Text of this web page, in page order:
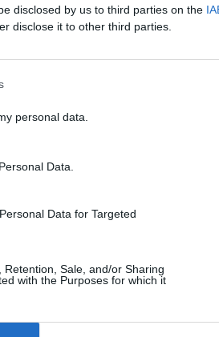
disclosed by us to third parties on the
disclose it to other third parties.
personal data.
Data.
Data for Targeted
Sale, and/or Sharing
with the Purposes for which it